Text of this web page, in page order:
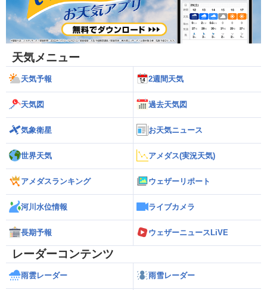
天気メニュー
天気予報 2週間天気
天気図 過去天気図
気象衛星 お天気ニュース
世界天気 アメダス(実況天気)
アメダスランキング ウェザーリポート
河川水位情報 ライブカメラ
長期予報 ウェザーニュースLiVE
レーダーコンテンツ
雨雲レーダー 雨雪レーダー